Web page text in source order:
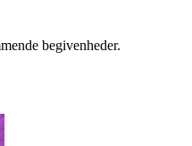
begivenheder.